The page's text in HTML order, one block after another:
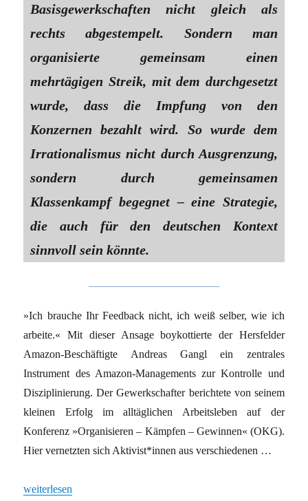
Basisgewerkschaften nicht gleich als
rechts abgestempelt. Sondern man
organisierte gemeinsam einen
mehrtägigen Streik, mit dem durchgesetzt
wurde, dass die Impfung von den
Konzernen bezahlt wird. So wurde dem
Irrationalismus nicht durch Ausgrenzung,
sondern durch gemeinsamen
Klassenkampf begegnet – eine Strategie,
die auch für den deutschen Kontext
sinnvoll sein könnte.
»Ich brauche Ihr Feedback nicht, ich weiß selber, wie ich
arbeite.« Mit dieser Ansage boykottierte der Hersfelder
Amazon-Beschäftigte Andreas Gangl ein zentrales
Instrument des Amazon-Managements zur Kontrolle und
Disziplinierung. Der Gewerkschafter berichtete von seinem
kleinen Erfolg im alltäglichen Arbeitsleben auf der
Konferenz »Organisieren – Kämpfen – Gewinnen« (OKG).
Hier vernetzten sich Aktivist*innen aus verschiedenen …
„Klasse gegen Krise“
weiterlesen